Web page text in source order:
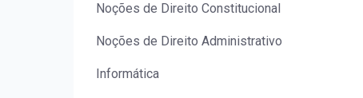
Noções de Direito Constitucional
Noções de Direito Administrativo
Informática